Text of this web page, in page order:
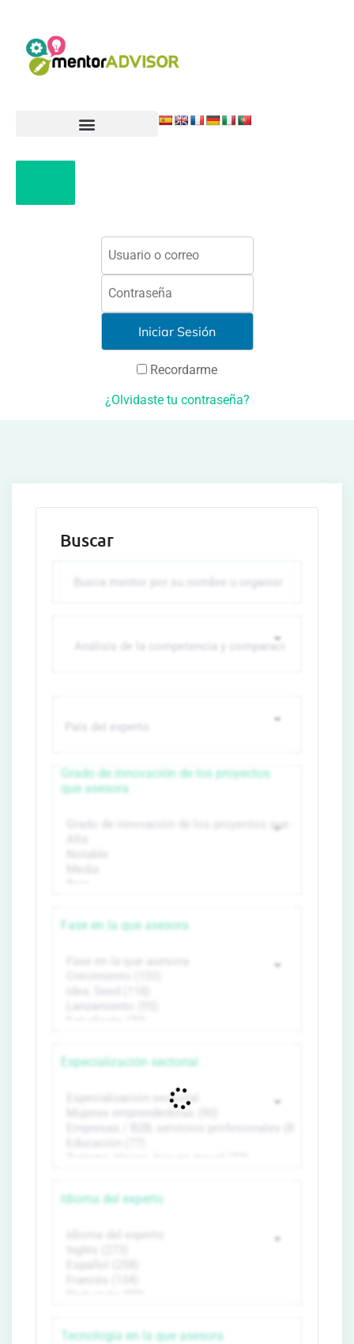
Recordarme
¿Olvidaste tu contraseña?
Buscar
Grado de innovación de los proyectos
que asesora
Fase en la que asesora
Especialización sectorial
Idioma del experto
Tecnología en la que asesora